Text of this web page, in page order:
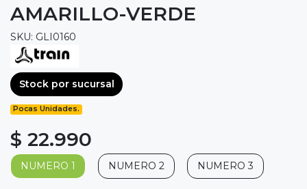
AMARILLO-VERDE
SKU: GLI0160
Stock por sucursal
Pocas Unidades.
$ 22.990
NUMERO 1 NUMERO 2 NUMERO 3